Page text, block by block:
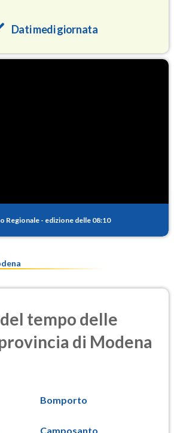
Dati medi giornata
Regionale - edizione delle 08:10
tempo delle
di Modena
Bomporto
Camposanto